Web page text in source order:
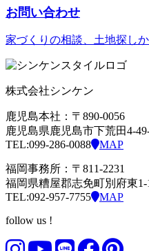
お問い合わせ
家づくりの相談、土地探し
株式会社シンケン
鹿児島本社：〒890-0056
鹿児島県鹿児島市下荒田4-
TEL:099-286-0088
MAP
福岡事務所：〒811-2231
福岡県糟屋郡志免町別府東1-
TEL:092-957-7755
MAP
follow us !